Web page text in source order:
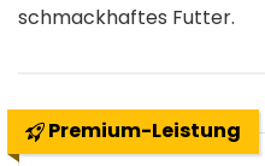
schmackhaftes Futter.
Premium-Leistung